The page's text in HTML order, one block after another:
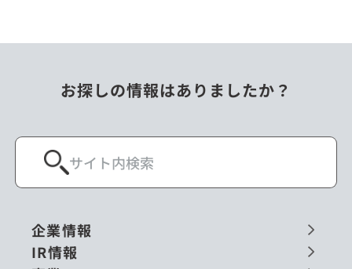
お探しの情報はありましたか？
企業情報
IR情報